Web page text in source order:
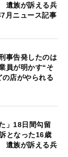
遺族が訴える兵
月ニュース記事
事告発したのは
員が明かす“そ
店がやられる
」18日間勾留
となった16歳
遺族が訴える兵